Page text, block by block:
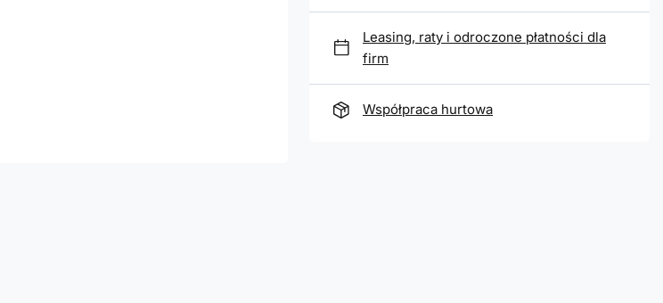
Leasing, raty i odroczone płatności dla
firm
Współpraca hurtowa